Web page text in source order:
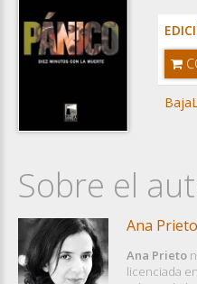
Sobre el
Ana Prieto
Ana Prieto
licenciada